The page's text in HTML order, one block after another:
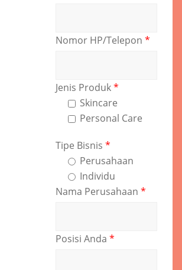
Nomor HP/Telepon *
Jenis Produk*
Skincare
Personal Care
Tipe Bisnis *
Perusahaan
Individu
Nama Perusahaan *
Posisi Anda *